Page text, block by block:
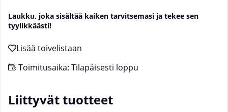
Laukku, joka sisältää kaiken tarvitsemasi ja tekee sen
tyylikkäästi!
Toimitusaika: Tilapäisesti loppu
Liittyvät tuotteet